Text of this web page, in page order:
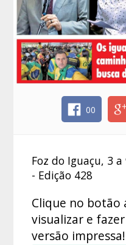
00
Foz do Iguaçu, 3
- Edição 428
Clique no botão
visualizar e
versão impressa!